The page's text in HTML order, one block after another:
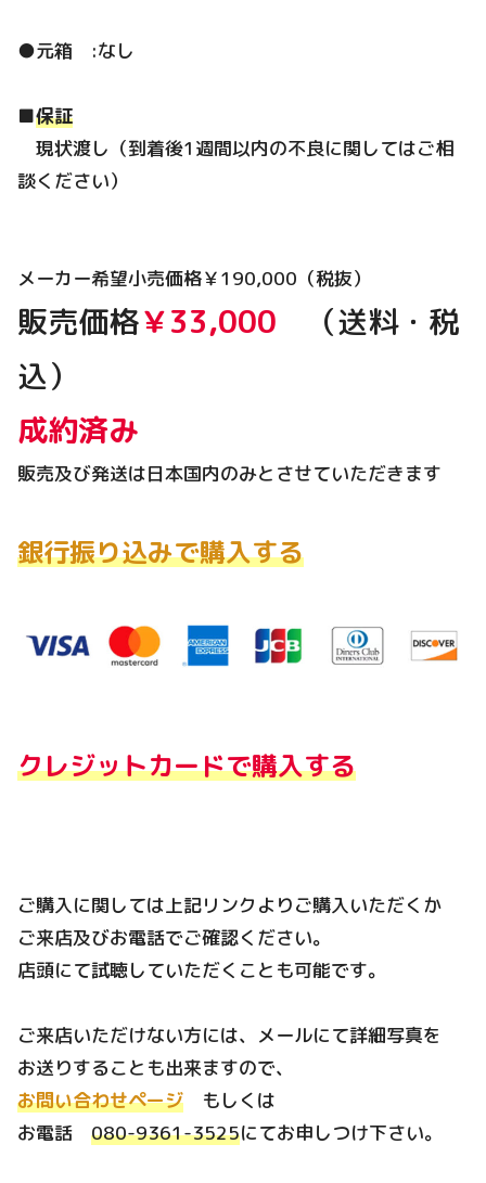
●元箱 :なし
■保証
現状渡し（到着後1週間以内の不良に関してはご相
談ください）
メーカー希望小売価格￥190,000（税抜）
販売価格￥33,000 （送料・税
込）
成約済み
販売及び発送は日本国内のみとさせていただきます
銀行振り込みで購入する
クレジットカードで購入する
ご購入に関しては上記リンクよりご購入いただくか
ご来店及びお電話でご確認ください。
店頭にて試聴していただくことも可能です。
ご来店いただけない方には、メールにて詳細写真を
お送りすることも出来ますので、
お問い合わせページ もしくは
お電話 080-9361-3525にてお申しつけ下さい。